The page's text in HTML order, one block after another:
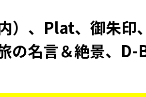
）、Plat、御朱印
の名言＆絶景、D-